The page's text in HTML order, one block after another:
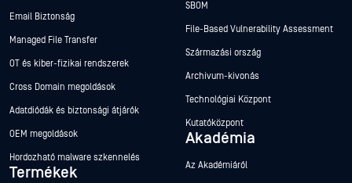
Email Biztonság
Managed File Transfer
OT és kiber-fizikai rendszerek
Cross Domain megoldások
Adatdiódák és biztonsági átjárók
OEM megoldások
Hordozható malware szkennelés
Termékek
SBOM
File-Based Vulnerability Assessment
Származási ország
Archívum-kivonás
Technológiai Központ
Kutatóközpont
Akadémia
Az Akadémiáról